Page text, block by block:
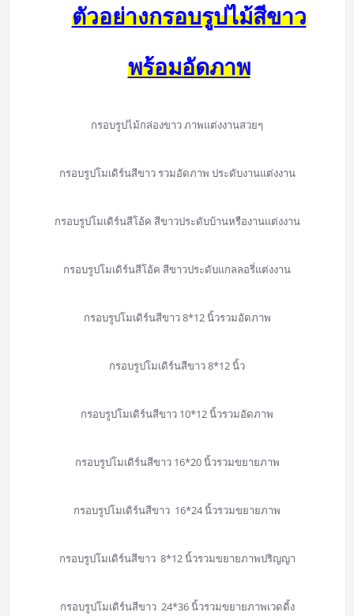
ตัวอย่างกรอบรูปไม้สีขาว
พร้อมอัดภาพ
กรอบรูปไม้กล่องขาว ภาพแต่งงานสวยๆ
กรอบรูปโมเดิร์นสีขาว รวมอัดภาพ ประดับงานแต่งงาน
กรอบรูปโมเดิร์นสีโอ้ค สีขาวประดับบ้านหรืองานแต่งงาน
กรอบรูปโมเดิร์นสีโอ้ค สีขาวประดับแกลลอรี่แต่งงาน
กรอบรูปโมเดิร์นสีขาว 8*12 นิ้วรวมอัดภาพ
กรอบรูปโมเดิร์นสีขาว 8*12 นิ้ว
กรอบรูปโมเดิร์นสีขาว 10*12 นิ้วรวมอัดภาพ
กรอบรูปโมเดิร์นสีขาว 16*20 นิ้วรวมขยายภาพ
กรอบรูปโมเดิร์นสีขาว 16*24 นิ้วรวมขยายภาพ
กรอบรูปโมเดิร์นสีขาว 8*12 นิ้วรวมขยายภาพปริญญา
กรอบรูปโมเดิร์นสีขาว 24*36 นิ้วรวมขยายภาพเวดดิ้ง